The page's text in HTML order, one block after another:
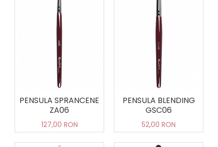
PENSULA SPRANCENE
ZA06
127,00 RON
PENSULA BLENDING
GSC06
52,00 RON